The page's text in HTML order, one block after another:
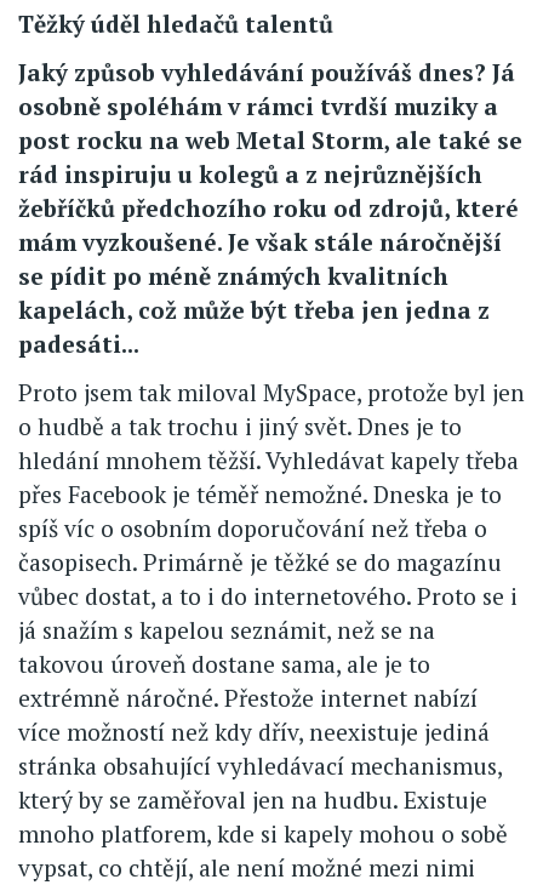
Těžký úděl hledačů talentů
Jaký způsob vyhledávání používáš dnes? Já
osobně spoléhám v rámci tvrdší muziky a
post rocku na web Metal Storm, ale také se
rád inspiruju u kolegů a z nejrůznějších
žebříčků předchozího roku od zdrojů, které
mám vyzkoušené. Je však stále náročnější
se pídit po méně známých kvalitních
kapelách, což může být třeba jen jedna z
padesáti...
Proto jsem tak miloval MySpace, protože byl jen
o hudbě a tak trochu i jiný svět. Dnes je to
hledání mnohem těžší. Vyhledávat kapely třeba
přes Facebook je téměř nemožné. Dneska je to
spíš víc o osobním doporučování než třeba o
časopisech. Primárně je těžké se do magazínu
vůbec dostat, a to i do internetového. Proto se i
já snažím s kapelou seznámit, než se na
takovou úroveň dostane sama, ale je to
extrémně náročné. Přestože internet nabízí
více možností než kdy dřív, neexistuje jediná
stránka obsahující vyhledávací mechanismus,
který by se zaměřoval jen na hudbu. Existuje
mnoho platforem, kde si kapely mohou o sobě
vypsat, co chtějí, ale není možné mezi nimi